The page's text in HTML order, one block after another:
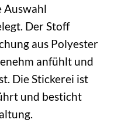
Auswahl
Der Stoff
aus Polyester
anfühlt und
Die Stickerei ist
und besticht